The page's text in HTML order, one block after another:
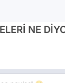
NE